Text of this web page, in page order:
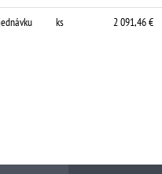
ks 2 091,46 €